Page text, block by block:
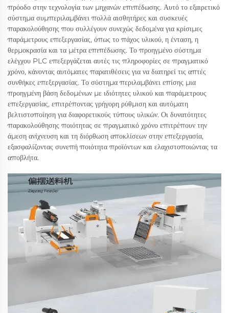
πρόοδο στην τεχνολογία των μηχανών επιπέδωσης. Αυτό το εξαιρετικό
σύστημα συμπεριλαμβάνει πολλά αισθητήρες και συσκευές
παρακολούθησης που συλλέγουν συνεχώς δεδομένα για κρίσιμες
παράμετρους επεξεργασίας, όπως το πάχος υλικού, η ένταση, η
θερμοκρασία και τα μέτρα επιπέδωσης. Το προηγμένο σύστημα
ελέγχου PLC επεξεργάζεται αυτές τις πληροφορίες σε πραγματικό
χρόνο, κάνοντας αυτόματες παρατιθέσεις για να διατηρεί τις απτές
συνθήκες επεξεργασίας. Το σύστημα περιλαμβάνει επίσης μια
προηγμένη βάση δεδομένων με ιδιότητες υλικού και παράμετρους
επεξεργασίας, επιτρέποντας γρήγορη ρύθμιση και αυτόματη
βελτιστοποίηση για διαφορετικούς τύπους υλικών. Οι δυνατότητες
παρακολούθησης ποιότητας σε πραγματικό χρόνο επιτρέπουν την
άμεση ανίχνευση και τη διόρθωση αποκλίσεων στην επεξεργασία,
εξασφαλίζοντας συνεπή ποιότητα προϊόντων και ελαχιστοποιώντας τα
αποβλήτα.